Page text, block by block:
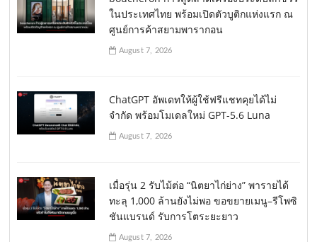
ในประเทศไทย พร้อมเปิดตัวบูติกแห่งแรก ณ
ศูนย์การค้าสยามพารากอน
August 7, 2026
ChatGPT อัพเดทให้ผู้ใช้ฟรีแชทคุยได้ไม่
จำกัด พร้อมโมเดลใหม่ GPT-5.6 Luna
August 7, 2026
เมื่อรุ่น 2 รับไม้ต่อ “นิตยาไก่ย่าง” พารายได้
ทะลุ 1,000 ล้านยังไม่พอ ขอขยายเมนู–รีโพซิ
ชันแบรนด์ รับการโตระยะยาว
August 7, 2026